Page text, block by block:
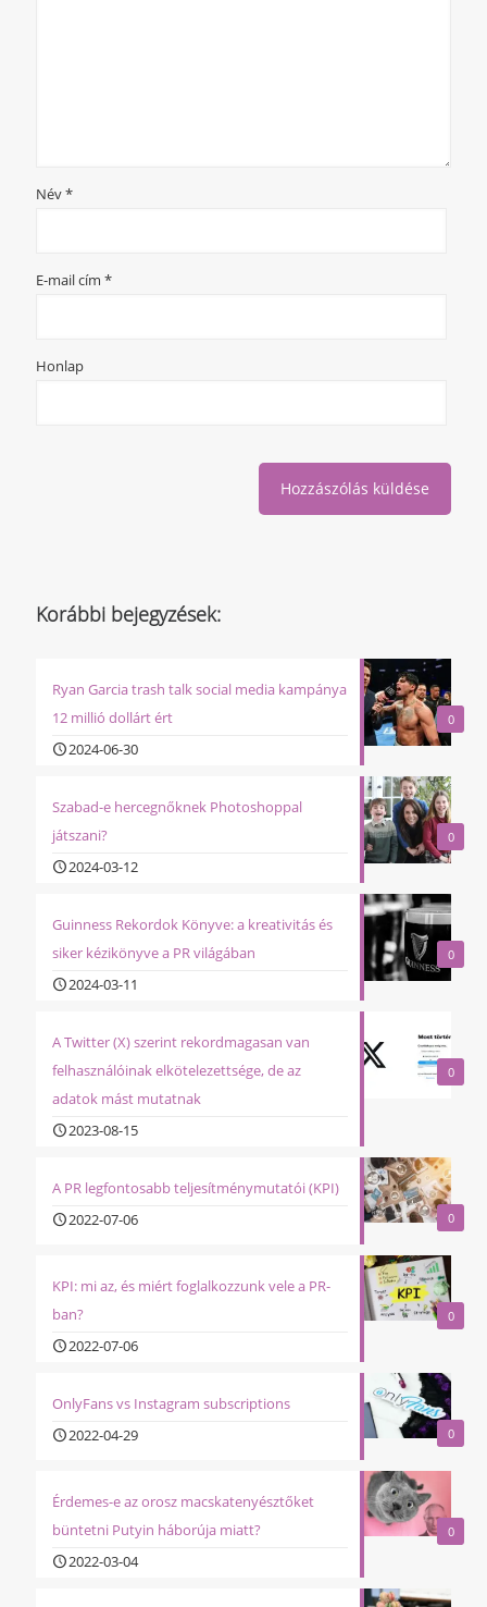
Név*
E-mail cím *
Honlap
Korábbi bejegyzések:
0
Ryan Garcia trash talk social media kampánya
12 millió dollárt ért
2024-06-30
0
Szabad-e hercegnőknek Photoshoppal
játszani?
2024-03-12
0
Guinness Rekordok Könyve: a kreativitás és
siker kézikönyve a PR világában
2024-03-11
0
A Twitter (X) szerint rekordmagasan van
felhasználóinak elkötelezettsége, de az
adatok mást mutatnak
2023-08-15
0
A PR legfontosabb teljesítménymutatói (KPI)
2022-07-06
0
KPI: mi az, és miért foglalkozzunk vele a PR-
ban?
2022-07-06
0
OnlyFans vs Instagram subscriptions
2022-04-29
0
Érdemes-e az orosz macskatenyésztőket
büntetni Putyin háborúja miatt?
2022-03-04